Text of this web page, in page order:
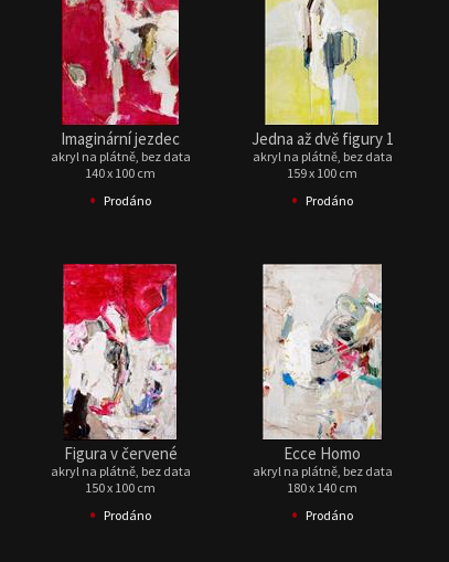
Imaginární jezdec
akryl na plátně, bez data
140 x 100 cm
• Prodáno
Jedna až dvě figury 1
akryl na plátně, bez data
159 x 100 cm
• Prodáno
Figura v červené
akryl na plátně, bez data
150 x 100 cm
• Prodáno
Ecce Homo
akryl na plátně, bez data
180 x 140 cm
• Prodáno